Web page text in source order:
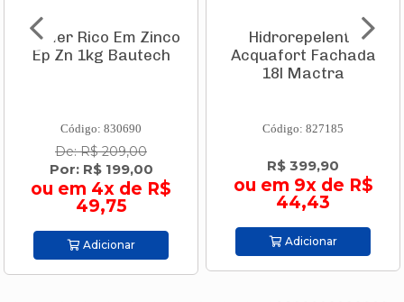
Hidrorepelente
Acquafort Fachada
Código: 827185
R$ 399,90
ou em 9x de R$
44,43
Adicionar
Torneira Lavatório
Mesa Bica Alta Polo
Black Noir
Código: 811017
R$ 1.092,90
ou em 10x de R$
109,29
Adicionar